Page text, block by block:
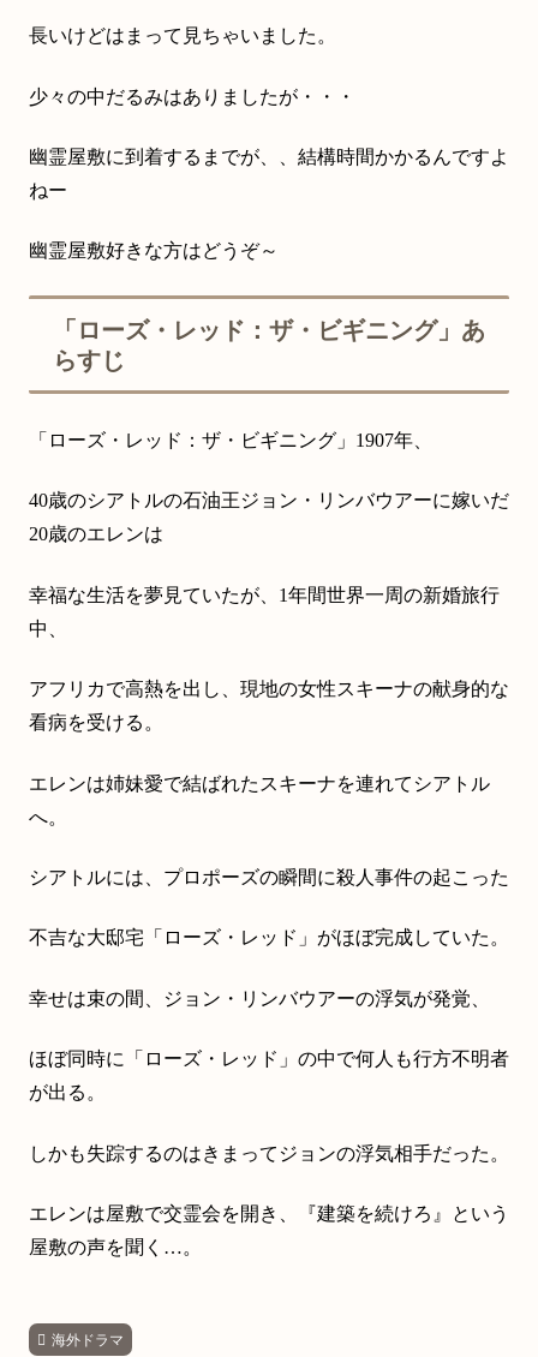
長いけどはまって見ちゃいました。
少々の中だるみはありましたが・・・
幽霊屋敷に到着するまでが、、結構時間かかるんですよ
ねー
幽霊屋敷好きな方はどうぞ～
「ローズ・レッド：ザ・ビギニング」あ
らすじ
「ローズ・レッド：ザ・ビギニング」1907年、
40歳のシアトルの石油王ジョン・リンバウアーに嫁いだ
20歳のエレンは
幸福な生活を夢見ていたが、1年間世界一周の新婚旅行
中、
アフリカで高熱を出し、現地の女性スキーナの献身的な
看病を受ける。
エレンは姉妹愛で結ばれたスキーナを連れてシアトル
へ。
シアトルには、プロポーズの瞬間に殺人事件の起こった
不吉な大邸宅「ローズ・レッド」がほぼ完成していた。
幸せは束の間、ジョン・リンバウアーの浮気が発覚、
ほぼ同時に「ローズ・レッド」の中で何人も行方不明者
が出る。
しかも失踪するのはきまってジョンの浮気相手だった。
エレンは屋敷で交霊会を開き、『建築を続けろ』という
屋敷の声を聞く…。
海外ドラマ